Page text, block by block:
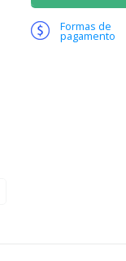
Formas de
pagamento